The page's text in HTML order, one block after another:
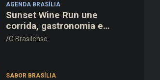
AGENDA BRASÍLIA
Sunset Wine Run une
corrida, gastronomia e
enoturismo na Vinícola
O Brasilense
SABOR BRASÍLIA